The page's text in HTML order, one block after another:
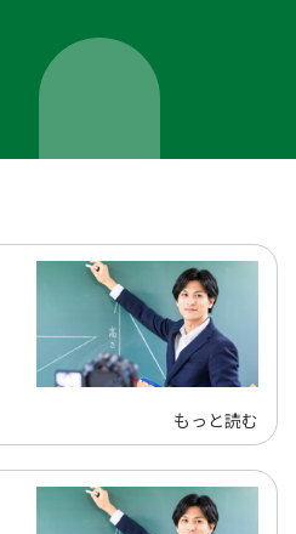
もっと読む